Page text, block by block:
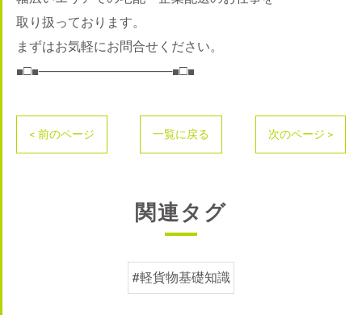
取り扱っております。
まずはお気軽にお問合せください。
■□■───────────────■□■
< 前のページ 一覧に戻る 次のページ >
関連タグ
#軽貨物基礎知識